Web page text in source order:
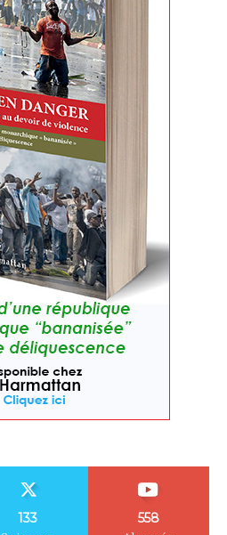
133 558